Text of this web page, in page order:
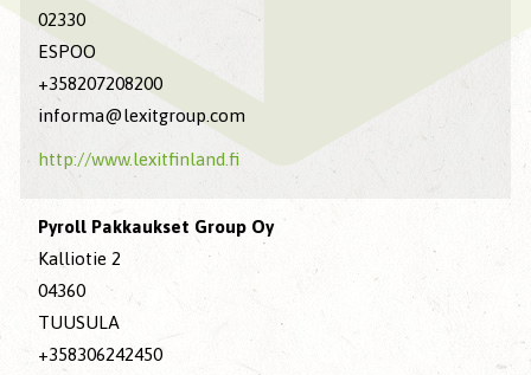
02330
ESPOO
+358207208200
informa@lexitgroup.com
http://www.lexitfinland.fi
Pyroll Pakkaukset Group Oy
Kalliotie 2
04360
TUUSULA
+358306242450